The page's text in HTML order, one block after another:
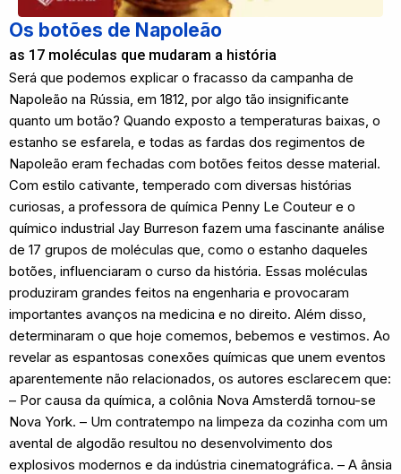
Os botões de Napoleão
as 17 moléculas que mudaram a história
Será que podemos explicar o fracasso da campanha de
Napoleão na Rússia, em 1812, por algo tão insignificante
quanto um botão? Quando exposto a temperaturas baixas, o
estanho se esfarela, e todas as fardas dos regimentos de
Napoleão eram fechadas com botões feitos desse material.
Com estilo cativante, temperado com diversas histórias
curiosas, a professora de química Penny Le Couteur e o
químico industrial Jay Burreson fazem uma fascinante análise
de 17 grupos de moléculas que, como o estanho daqueles
botões, influenciaram o curso da história. Essas moléculas
produziram grandes feitos na engenharia e provocaram
importantes avanços na medicina e no direito. Além disso,
determinaram o que hoje comemos, bebemos e vestimos. Ao
revelar as espantosas conexões químicas que unem eventos
aparentemente não relacionados, os autores esclarecem que:
– Por causa da química, a colônia Nova Amsterdã tornou-se
Nova York. – Um contratempo na limpeza da cozinha com um
avental de algodão resultou no desenvolvimento dos
explosivos modernos e da indústria cinematográfica. – A ânsia